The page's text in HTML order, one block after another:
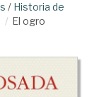
/ Historia de
El ogro